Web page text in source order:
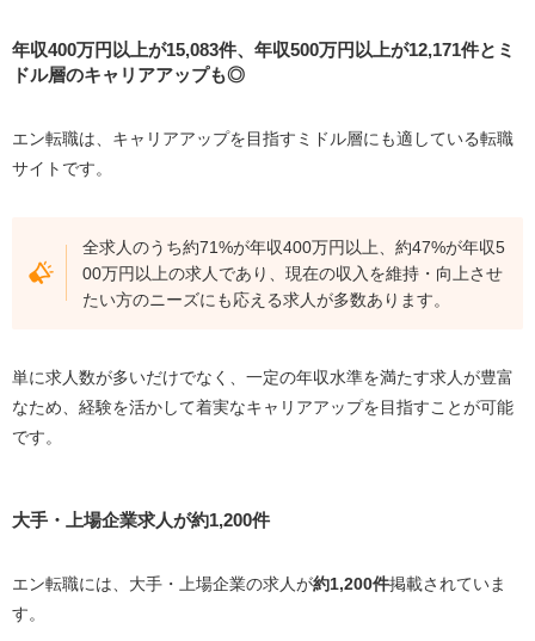
年収400万円以上が15,083件、年収500万円以上が12,171件とミ
ドル層のキャリアアップも◎
エン転職は、キャリアアップを目指すミドル層にも適している転職
サイトです。
全求人のうち約71%が年収400万円以上、約47%が年収5
00万円以上の求人であり、現在の収入を維持・向上させ
たい方のニーズにも応える求人が多数あります。
単に求人数が多いだけでなく、一定の年収水準を満たす求人が豊富
なため、経験を活かして着実なキャリアアップを目指すことが可能
です。
大手・上場企業求人が約1,200件
エン転職には、大手・上場企業の求人が約1,200件掲載されていま
す。